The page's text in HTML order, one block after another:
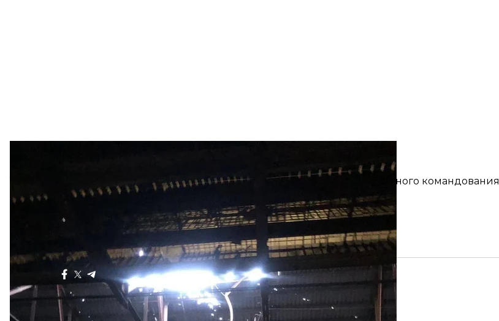
Telegram / Сергей Лисак
Также россияне атаковали область и беспилотником. Военные из Воздушного командования
«Восток» его сбили. Приземлили, вероятно, «Шахед».
Днепропетровщина